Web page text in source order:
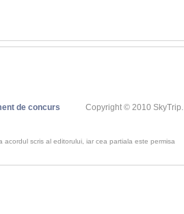
de concurs
Copyright © 2010 SkyTrip.
scris al editorului, iar cea partiala este permisa